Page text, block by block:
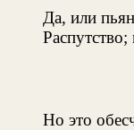
Да, или
Но это